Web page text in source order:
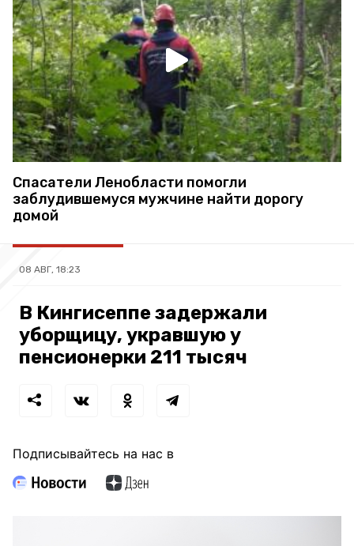
Спасатели Ленобласти помогли
заблудившемуся мужчине найти дорогу
домой
08 АВГ, 18:23
В Кингисеппе задержали
уборщицу, укравшую у
пенсионерки 211 тысяч
Подписывайтесь на нас в